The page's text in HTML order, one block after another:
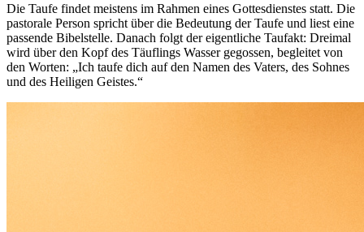
Die Taufe findet meistens im Rahmen eines Gottesdienstes statt. Die
pastorale Person spricht über die Bedeutung der Taufe und liest eine
passende Bibelstelle. Danach folgt der eigentliche Taufakt: Dreimal
wird über den Kopf des Täuflings Wasser gegossen, begleitet von
den Worten: „Ich taufe dich auf den Namen des Vaters, des Sohnes
und des Heiligen Geistes.“